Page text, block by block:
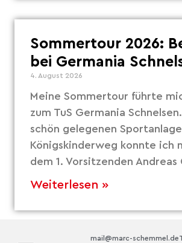
Sommertour 2026:
bei Germania
4. August 2026
Meine Sommertour führte
zum TuS Germania
schön gelegenen
Königskinderweg konnte ich
dem 1. Vorsitzenden Andreas
Weiterlesen »
mail@marc-schemmel.de